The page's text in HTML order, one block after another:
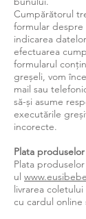
Cumpărătorul
formular
indicarea
efectuarea
formularul
greşeli, vom
mail sau
să-şi asume
executările
incorecte.
Plata produselor
Plata
ul
livrarea
cu cardul online